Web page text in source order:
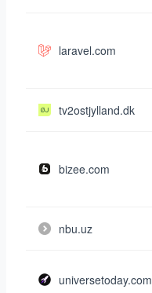
laravel.com
tv2ostjylland.dk
bizee.com
nbu.uz
universetoday.com